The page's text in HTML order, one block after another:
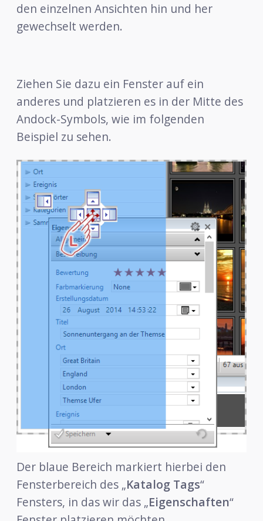
den einzelnen Ansichten hin und her
gewechselt werden.
Ziehen Sie dazu ein Fenster auf ein
anderes und platzieren es in der Mitte des
Andock-Symbols, wie im folgenden
Beispiel zu sehen.
Der blaue Bereich markiert hierbei den
Fensterbereich des „Katalog Tags“
Fensters, in das wir das „Eigenschaften“